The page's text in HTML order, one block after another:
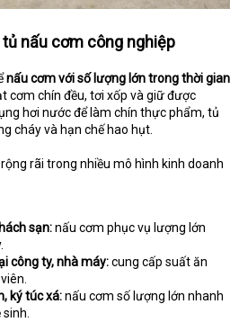
nấu cơm công nghiệp
nấu cơm với số lượng lớn trong thời gian
cơm chín đều, tơi xốp và giữ được
hơi nước để làm chín thực phẩm, tủ
cháy và hạn chế hao hụt.
rãi trong nhiều mô hình kinh doanh
sạn:nấu cơm phục vụ lượng lớn
công ty, nhà máy:cung cấp suất ăn
ký túc xá:nấu cơm số lượng lớn nhanh